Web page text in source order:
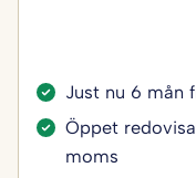
Just nu 6 mån
Öppet
moms